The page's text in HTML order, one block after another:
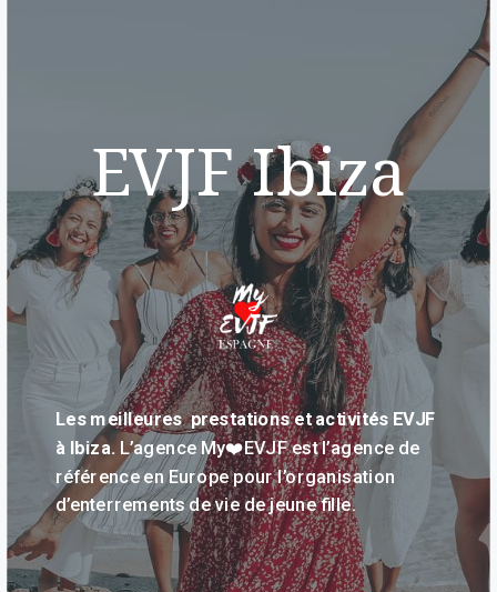
EVJF Ibiza
Les meilleures prestations et activités EVJF
à Ibiza. L’agence My❤️EVJF est l’agence de
référence en Europe pour l’organisation
d’enterrements de vie de jeune fille.